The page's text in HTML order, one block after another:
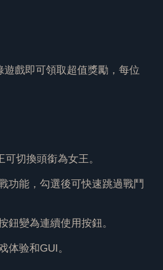
遊戲即可領取超值獎勵，每位
切換頭銜為女王。
功能，勾選後可快速跳過戰鬥
鈕變為連續使用按鈕。
体验和GUI。